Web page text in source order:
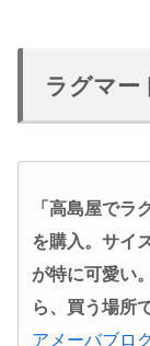
ラグマー
「高島屋でラ
を購入。サイ
が特に可愛い
ら、買う場所
アメーバブロ